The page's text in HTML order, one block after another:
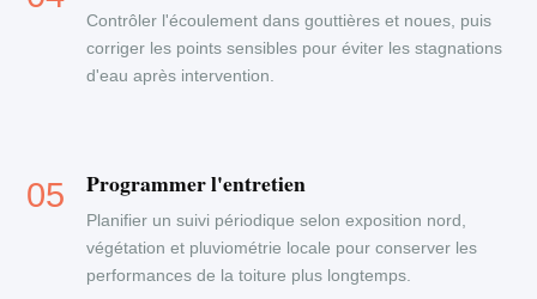
Contrôler l'écoulement dans gouttières et noues, puis
corriger les points sensibles pour éviter les stagnations
d'eau après intervention.
Programmer l'entretien
Planifier un suivi périodique selon exposition nord,
végétation et pluviométrie locale pour conserver les
performances de la toiture plus longtemps.